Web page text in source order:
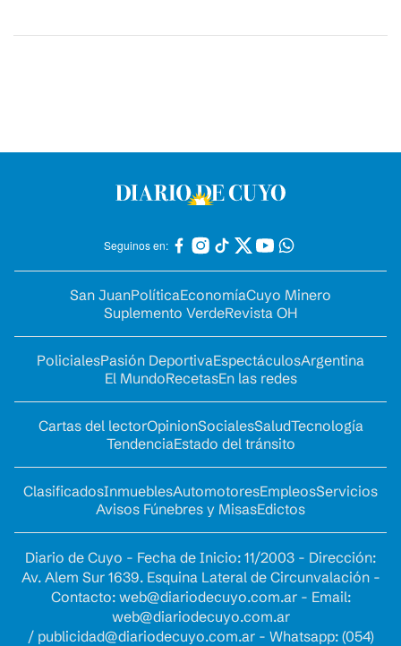
Seguinos en:
San JuanPolíticaEconomíaCuyo Minero
Suplemento VerdeRevista OH
PolicialesPasión DeportivaEspectáculosArgentina
El MundoRecetasEn las redes
Cartas del lectorOpinionSocialesSaludTecnología
TendenciaEstado del tránsito
ClasificadosInmueblesAutomotoresEmpleosServicios
Avisos Fúnebres y MisasEdictos
Diario de Cuyo - Fecha de Inicio: 11/2003 - Dirección:
Av. Alem Sur 1639. Esquina Lateral de Circunvalación -
Contacto: web@diariodecuyo.com.ar- Email:
web@diariodecuyo.com.ar
/ publicidad@diariodecuyo.com.ar- Whatsapp: (054)